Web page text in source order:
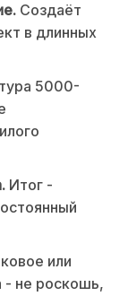
Создаёт
в длинных
5000-
Итог -
или
- не роскошь,